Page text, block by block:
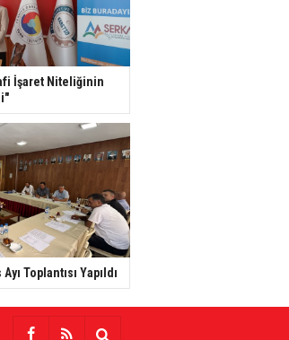
İşaret Niteliğinin
Toplantısı Yapıldı